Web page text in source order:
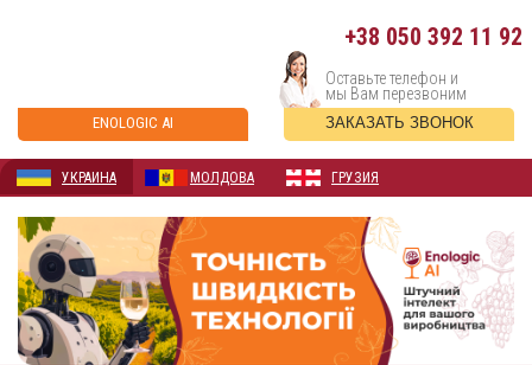
+38 050 392 11 92
ENOLOGIC AI
Оставьте телефон и
мы Вам перезвоним
ЗАКАЗАТЬ ЗВОНОК
УКРАИНА МОЛДОВА ГРУЗИЯ